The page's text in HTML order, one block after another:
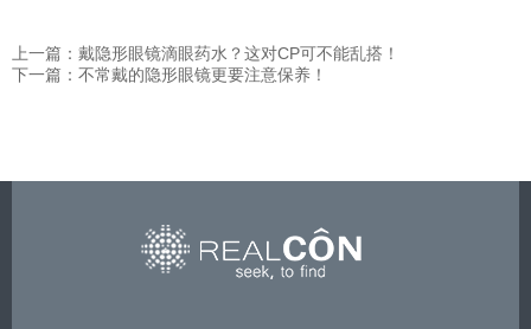
上一篇：戴隐形眼镜滴眼药水？这对CP可不能乱搭！
下一篇：不常戴的隐形眼镜更要注意保养！